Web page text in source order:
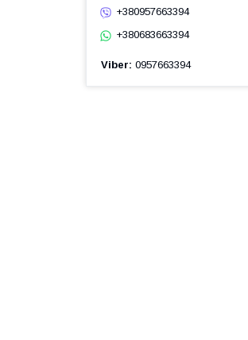
+380957663394
+380683663394
Viber 0957663394